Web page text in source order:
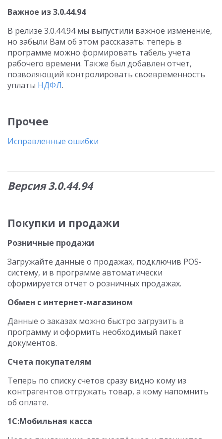
Важное из 3.0.44.94
В релизе 3.0.44.94 мы выпустили важное изменение,
но забыли Вам об этом рассказать: теперь в
программе можно формировать табель учета
рабочего времени. Также был добавлен отчет,
позволяющий контролировать своевременность
уплаты НДФЛ.
Прочее
Исправленные ошибки
Версия 3.0.44.94
Покупки и продажи
Розничные продажи
Загружайте данные о продажах, подключив POS-
систему, и в программе автоматически
сформируется отчет о розничных продажах.
Обмен с интернет-магазином
Данные о заказах можно быстро загрузить в
программу и оформить необходимый пакет
документов.
Счета покупателям
Теперь по списку счетов сразу видно кому из
контрагентов отгружать товар, а кому напомнить
об оплате.
1С:Мобильная касса